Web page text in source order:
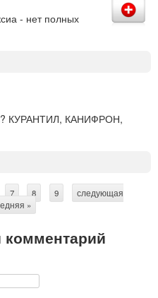
- нет полных
КУРАНТИЛ, КАНИФРОН,
7 8 9
следующая
»
комментарий